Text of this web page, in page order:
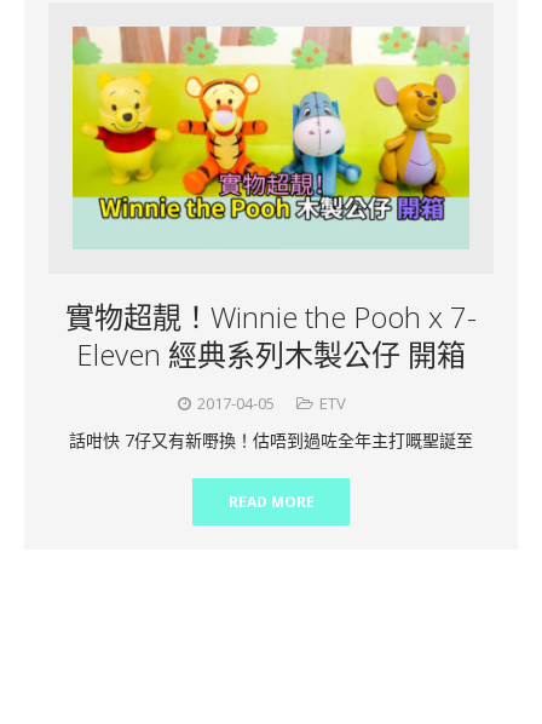
實物超靚！Winnie the Pooh x 7-
Eleven 經典系列木製公仔 開箱
2017-04-05 ETV
話咁快 7仔又有新嘢換！估唔到過咗全年主打嘅聖誕至
READ MORE